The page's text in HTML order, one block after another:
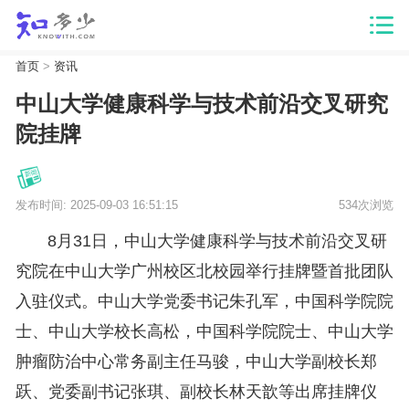
首页> 资讯
中山大学健康科学与技术前沿交叉研究
院挂牌
发布时间: 2025-09-03 16:51:15 534次浏览
8月31日，中山大学健康科学与技术前沿交叉研
究院在中山大学广州校区北校园举行挂牌暨首批团队
入驻仪式。中山大学党委书记朱孔军，中国科学院院
士、中山大学校长高松，中国科学院院士、中山大学
肿瘤防治中心常务副主任马骏，中山大学副校长郑
跃、党委副书记张琪、副校长林天歆等出席挂牌仪